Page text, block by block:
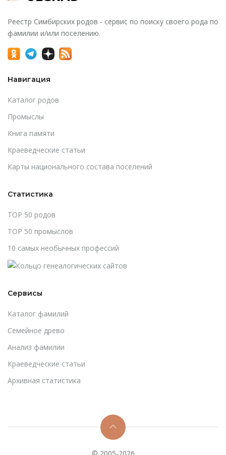
Реестр Симбирских родов - сервис по поиску своего рода по
фамилии и/или поселению.
Навигация
Каталог родов
Промыслы
Книга памяти
Краеведческие статьи
Карты национального состава поселений
Статистика
TOP 50 родов
TOP 50 промыслов
10 самых необычных профессий
Сервисы
Каталог фамилий
Cемейное древо
Анализ фамилии
Краеведческие статьи
Архивная статистика
© 2005-2026